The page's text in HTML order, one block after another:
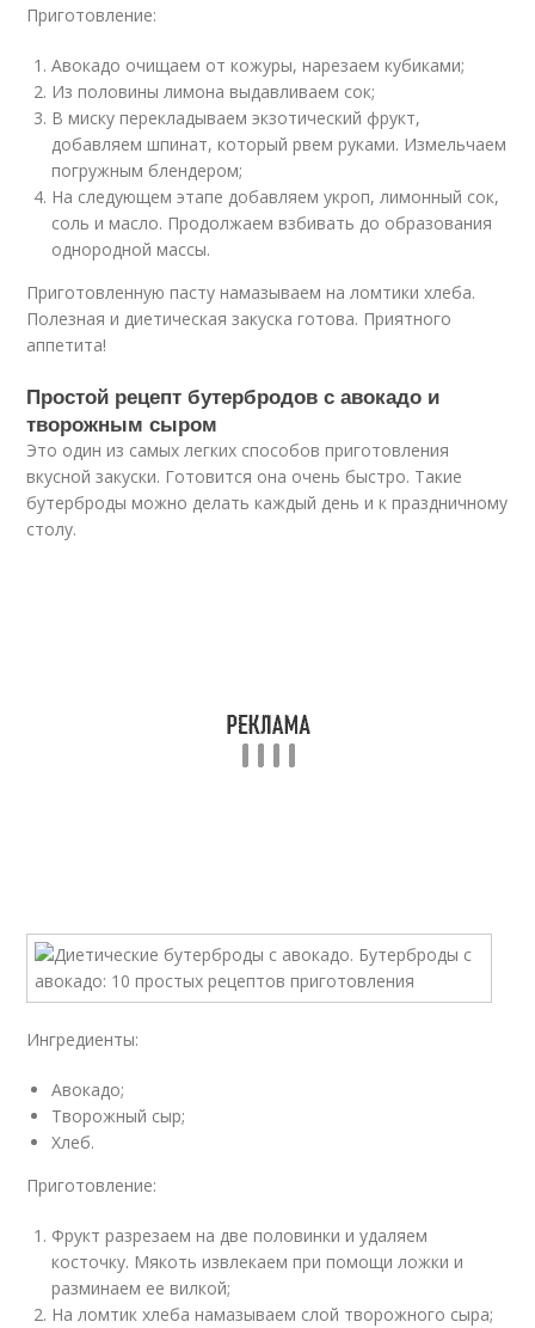
Приготовление:
Авокадо очищаем от кожуры, нарезаем кубиками;
Из половины лимона выдавливаем сок;
В миску перекладываем экзотический фрукт,
добавляем шпинат, который рвем руками. Измельчаем
погружным блендером;
На следующем этапе добавляем укроп, лимонный сок,
соль и масло. Продолжаем взбивать до образования
однородной массы.
Приготовленную пасту намазываем на ломтики хлеба.
Полезная и диетическая закуска готова. Приятного
аппетита!
Простой рецепт бутербродов с авокадо и
творожным сыром
Это один из самых легких способов приготовления
вкусной закуски. Готовится она очень быстро. Такие
бутерброды можно делать каждый день и к праздничному
столу.
Ингредиенты:
Авокадо;
Творожный сыр;
Хлеб.
Приготовление:
Фрукт разрезаем на две половинки и удаляем
косточку. Мякоть извлекаем при помощи ложки и
разминаем ее вилкой;
На ломтик хлеба намазываем слой творожного сыра;